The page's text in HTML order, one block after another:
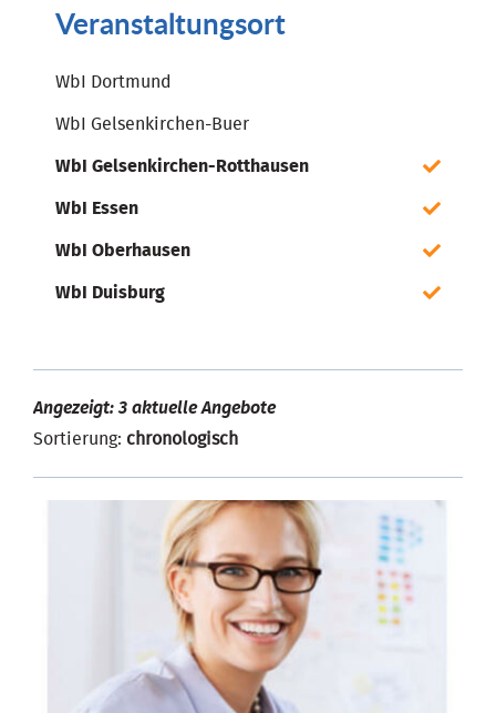
Veranstaltungsort
WbI Dortmund
WbI Gelsenkirchen-Buer
WbI Gelsenkirchen-Rotthausen
WbI Essen
WbI Oberhausen
WbI Duisburg
Angezeigt: 3 aktuelle Angebote
Sortierung: chronologisch